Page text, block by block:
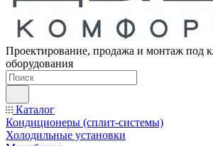
Проектирование, продажа и монтаж под
оборудования
Каталог
Кондиционеры (сплит-системы)
Холодильные установки